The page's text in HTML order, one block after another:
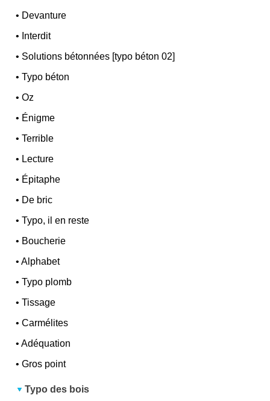
• Devanture
• Interdit
• Solutions bétonnées [typo béton 02]
•Typo béton
•Oz
• Énigme
•Terrible
• Lecture
• Épitaphe
• De bric
•Typo, il en reste
• Boucherie
•Alphabet
•Typo plomb
•Tissage
•Carmélites
•Adéquation
•Gros point
Typo des bois